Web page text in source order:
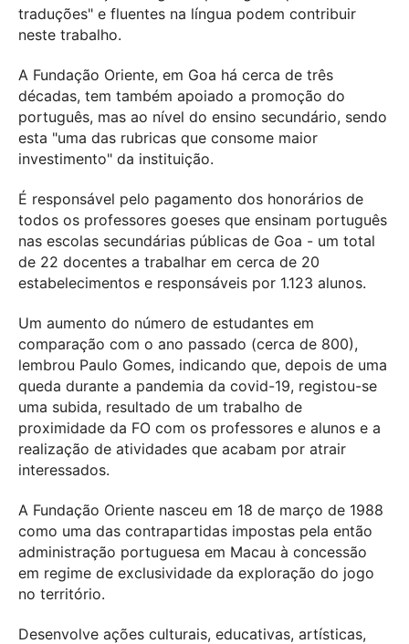
traduções" e fluentes na língua podem contribuir
neste trabalho.
A Fundação Oriente, em Goa há cerca de três
décadas, tem também apoiado a promoção do
português, mas ao nível do ensino secundário, sendo
esta "uma das rubricas que consome maior
investimento" da instituição.
É responsável pelo pagamento dos honorários de
todos os professores goeses que ensinam português
nas escolas secundárias públicas de Goa - um total
de 22 docentes a trabalhar em cerca de 20
estabelecimentos e responsáveis por 1.123 alunos.
Um aumento do número de estudantes em
comparação com o ano passado (cerca de 800),
lembrou Paulo Gomes, indicando que, depois de uma
queda durante a pandemia da covid-19, registou-se
uma subida, resultado de um trabalho de
proximidade da FO com os professores e alunos e a
realização de atividades que acabam por atrair
interessados.
A Fundação Oriente nasceu em 18 de março de 1988
como uma das contrapartidas impostas pela então
administração portuguesa em Macau à concessão
em regime de exclusividade da exploração do jogo
no território.
Desenvolve ações culturais, educativas, artísticas,